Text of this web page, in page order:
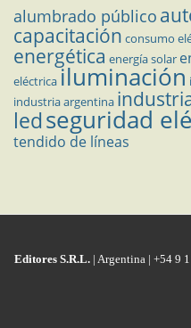
alumbrado público
capacitación consumo
energética energía solar
eléctricailuminación
industria argentina
ledseguridad
tendido de líneas
Editores S.R.L.| Argentina | +54 9